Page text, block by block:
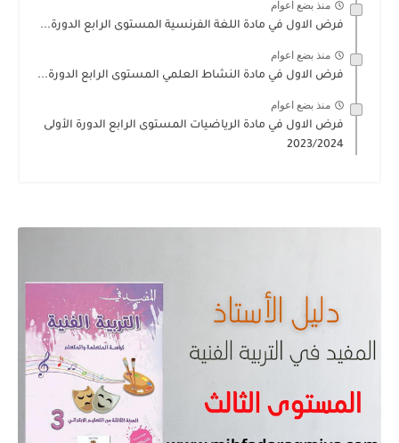
منذ بضع اعوام
فرض الاول في مادة اللغة الفرنسية المستوى الرابع الدورة...
منذ بضع اعوام
فرض الاول في مادة النشاط العلمي المستوى الرابع الدورة...
منذ بضع اعوام
فرض الاول في مادة الرياضيات المستوى الرابع الدورة الأولى
2023/2024